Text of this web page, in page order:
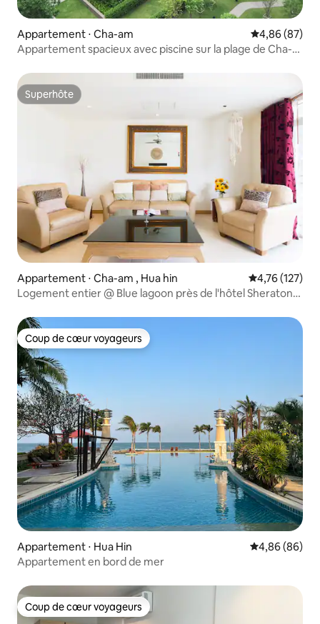
Appartement ⋅ Cha-am Évaluation
4,86 (87)
Appartement spacieux avec piscine sur la plage de Cha-
Superhôte
Superhôte
Appartement ⋅ Cha-am , Hua hin Évaluation
4,76 (127)
Logement entier @ Blue lagoon près de l'hôtel Sheraton
Coup de cœur voyageurs
Coup de cœur voyageurs
Appartement ⋅ Hua Hin Évaluation
4,86 (86)
Appartement en bord de mer
Coup de cœur voyageurs
Coup de cœur voyageurs